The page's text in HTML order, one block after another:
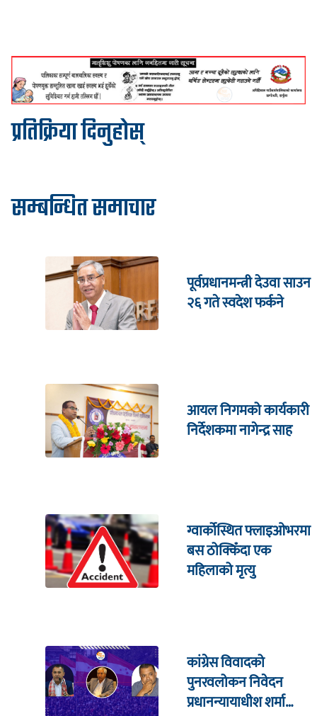
प्रतिक्रिया दिनुहोस्
सम्बन्धित समाचार
पूर्वप्रधानमन्त्री देउवा साउन
२६ गते स्वदेश फर्कने
आयल निगमको कार्यकारी
निर्देशकमा नागेन्द्र साह
ग्वार्कोस्थित फ्लाइओभरमा
बस ठोक्किँदा एक
महिलाको मृत्यु
कांग्रेस विवादको
पुनरवलोकन निवेदन
प्रधानन्यायाधीश शर्मा